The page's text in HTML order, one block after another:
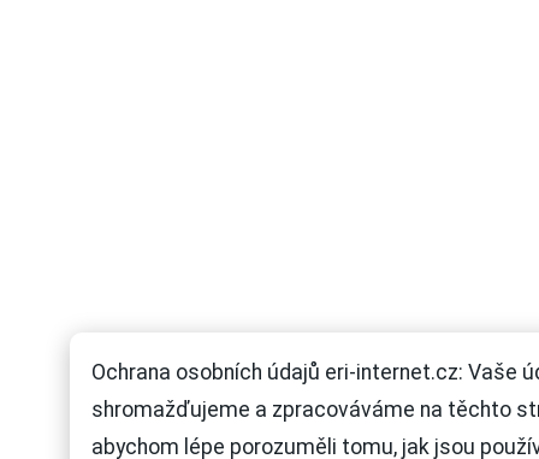
Ochrana osobních údajů eri-internet.cz: Vaše
shromažďujeme a zpracováváme na těchto
abychom lépe porozuměli tomu, jak jsou